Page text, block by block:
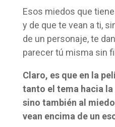
Esos miedos que
y de que te vean a ti,
de un personaje, te
parecer tú misma sin
Claro, es que en la
tanto el tema hacia
sino también al
vean encima de un